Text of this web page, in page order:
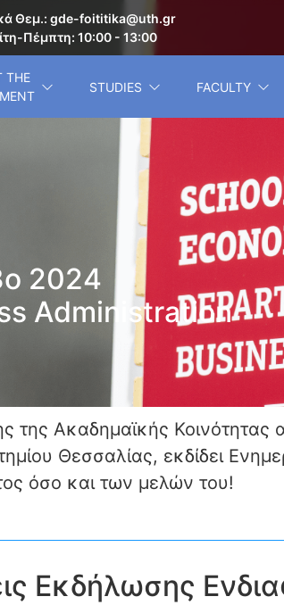
Θεμ.: gde-foititika@uth.gr
Πέμπτη: 10:00 - 13:00
THE
STUDIES FACULTY
2024
Administration
της Ακαδημαϊκής
Θεσσαλίας, εκδίδει
όσο και των μελών του!
Εκδήλωσης